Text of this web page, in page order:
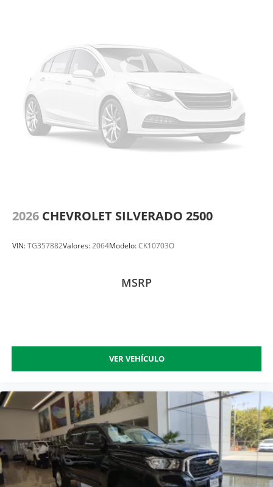
2026 CHEVROLET SILVERADO 2500
VIN:TG357882Valores:2064Modelo:CK10703O
MSRP
VER VEHÍCULO